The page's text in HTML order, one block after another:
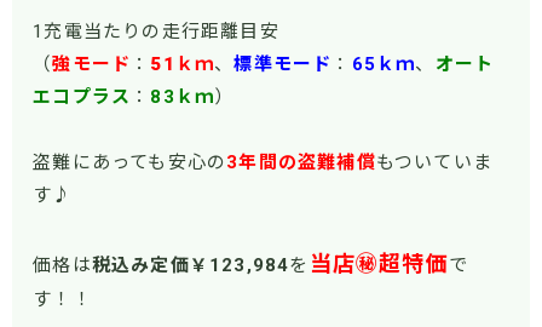
1充電当たりの走行距離目安
（強モード ： 51 ｋｍ、標準モード ： 65ｋｍ、 オート
エコプラス ： 83ｋｍ）
盗難にあっても安心の 3年間の盗難補償もついていま
す♪
価格は税込み定価￥123,984を 当店㊙超特価で
す！！